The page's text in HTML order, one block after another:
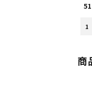
51
1
商